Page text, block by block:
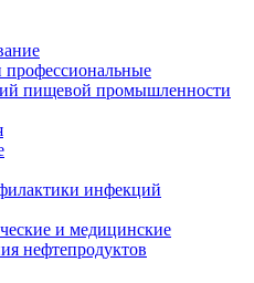
пищевой промышленности
инфекций
и медицинские
нефтепродуктов